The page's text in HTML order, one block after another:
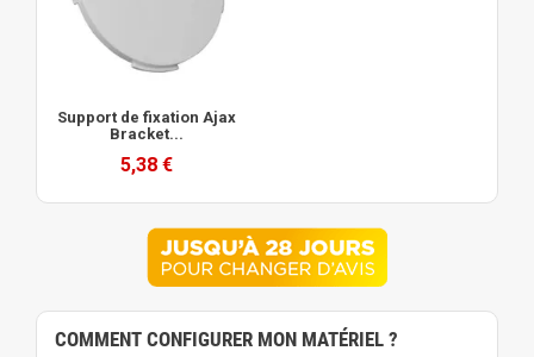
Support de fixation Ajax
Bracket...
5,38 €
COMMENT CONFIGURER MON MATÉRIEL ?